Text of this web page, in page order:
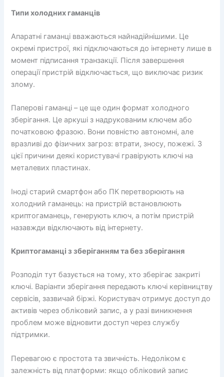
Типи холодних гаманців
Апаратні гаманці вважаються найнадійнішими. Це
окремі пристрої, які підключаються до інтернету лише в
момент підписання транзакції. Після завершення
операції пристрій відключається, що виключає ризик
злому.
Паперові гаманці – це ще один формат холодного
зберігання. Це аркуші з надрукованим ключем або
початковою фразою. Вони повністю автономні, але
вразливі до фізичних загроз: втрати, зносу, пожежі. З
цієї причини деякі користувачі гравірують ключі на
металевих пластинах.
Іноді старий смартфон або ПК перетворюють на
холодний гаманець: на пристрій встановлюють
криптогаманець, генерують ключ, а потім пристрій
назавжди відключають від інтернету.
Криптогаманці з зберіганням та без зберігання
Розподіл тут базується на тому, хто зберігає закриті
ключі. Варіанти зберігання передають ключі керівництву
сервісів, зазвичай біржі. Користувач отримує доступ до
активів через обліковий запис, а у разі виникнення
проблем може відновити доступ через службу
підтримки.
Перевагою є простота та звичність. Недоліком є ​​
залежність від платформи: якщо обліковий запис